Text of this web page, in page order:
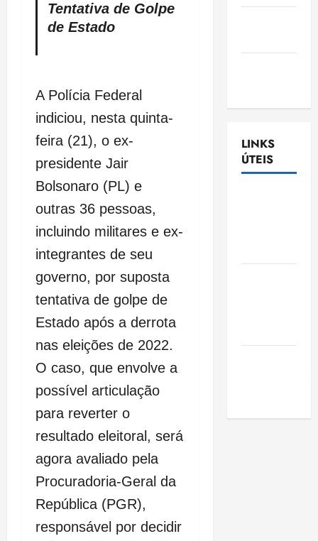
Tentativa de Golpe
de Estado
A Polícia Federal
indiciou, nesta quinta-
feira (21), o ex-
presidente Jair
Bolsonaro (PL) e
outras 36 pessoas,
incluindo militares e ex-
integrantes de seu
governo, por suposta
tentativa de golpe de
Estado após a derrota
nas eleições de 2022.
O caso, que envolve a
possível articulação
para reverter o
resultado eleitoral, será
agora avaliado pela
Procuradoria-Geral da
República (PGR),
responsável por decidir
LINKS
ÚTEIS